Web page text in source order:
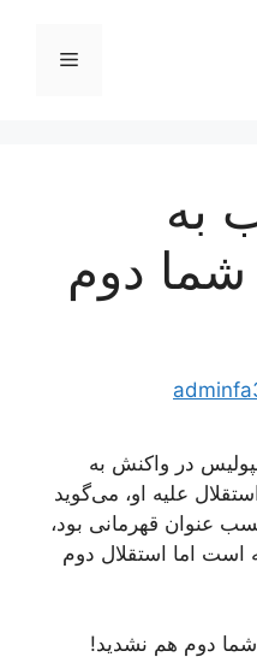
فهرست
به
شما دوم
در واکنش به
علیه او، می‌گوید
عنوان قهرمانی بود،
است اما استقلال دوم
دوم هم نشدید!